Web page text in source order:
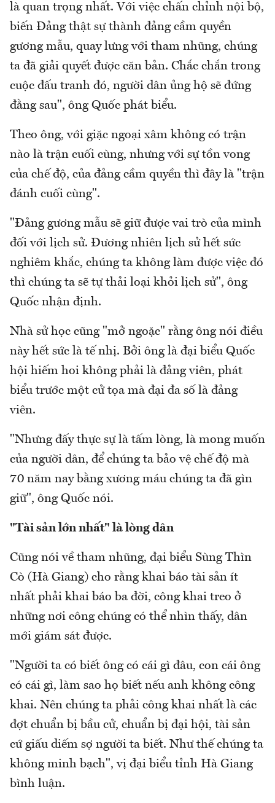
là quan trọng nhất. Với việc chấn chỉnh nội bộ,
biến Đảng thật sự thành đảng cầm quyền
gương mẫu, quay lưng với tham nhũng, chúng
ta đã giải quyết được căn bản. Chắc chắn trong
cuộc đấu tranh đó, người dân ủng hộ sẽ đứng
đằng sau", ông Quốc phát biểu.
Theo ông, với giặc ngoại xâm không có trận
nào là trận cuối cùng, nhưng với sự tồn vong
của chế độ, của đảng cầm quyền thì đây là "trận
đánh cuối cùng".
"Đảng gương mẫu sẽ giữ được vai trò của mình
đối với lịch sử. Đương nhiên lịch sử hết sức
nghiêm khắc, chúng ta không làm được việc đó
thì chúng ta sẽ tự thải loại khỏi lịch sử", ông
Quốc nhận định.
Nhà sử học cũng "mở ngoặc" rằng ông nói điều
này hết sức là tế nhị. Bởi ông là đại biểu Quốc
hội hiếm hoi không phải là đảng viên, phát
biểu trước một cử tọa mà đại đa số là đảng
viên.
"Nhưng đấy thực sự là tấm lòng, là mong muốn
của người dân, để chúng ta bảo vệ chế độ mà
70 năm nay bằng xương máu chúng ta đã gìn
giữ", ông Quốc nói.
"Tài sản lớn nhất" là lòng dân
Cũng nói về tham nhũng, đại biểu Sùng Thìn
Cò (Hà Giang) cho rằng khai báo tài sản ít
nhất phải khai báo ba đời, công khai treo ở
những nơi công chúng có thể nhìn thấy, dân
mới giám sát được.
"Người ta có biết ông có cái gì đâu, con cái ông
có cái gì, làm sao họ biết nếu anh không công
khai. Nên chúng ta phải công khai nhất là các
đợt chuẩn bị bầu cử, chuẩn bị đại hội, tài sản
cứ giấu diếm sợ người ta biết. Như thế chúng ta
không minh bạch", vị đại biểu tỉnh Hà Giang
bình luận.